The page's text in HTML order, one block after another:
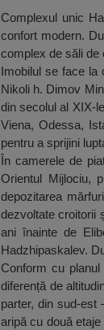
Complexul unic
confort modern.
complex de săli de
Imobilul se face la
Nikoli h. Dimov
din secolul al XIX-
Viena, Odessa,
pentru a sprijini
În camerele de
Orientul Mijlociu,
depozitarea
dezvoltate croitorii
ani înainte de
Hadzhipaskalev.
Conform cu
diferență de
parter, din sud-est
aripă cu două